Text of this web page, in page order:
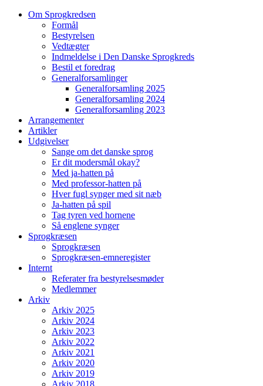
Om Sprogkredsen
Formål
Bestyrelsen
Vedtægter
Indmeldelse i Den Danske Sprogkreds
Bestil et foredrag
Generalforsamlinger
Generalforsamling 2025
Generalforsamling 2024
Generalforsamling 2023
Arrangementer
Artikler
Udgivelser
Sange om det danske sprog
Er dit modersmål okay?
Med ja-hatten på
Med professor-hatten på
Hver fugl synger med sit næb
Ja-hatten på spil
Tag tyren ved hornene
Så englene synger
Sprogkræsen
Sprogkræsen
Sprogkræsen-emneregister
Internt
Referater fra bestyrelsesmøder
Medlemmer
Arkiv
Arkiv 2025
Arkiv 2024
Arkiv 2023
Arkiv 2022
Arkiv 2021
Arkiv 2020
Arkiv 2019
Arkiv 2018